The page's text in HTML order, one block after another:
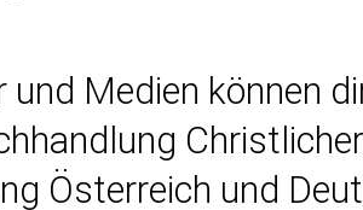
und Medien können
Österreich und